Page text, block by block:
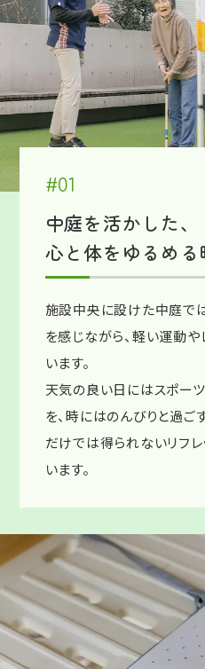
#01
中庭を活かした、
心と体をゆるめる
施設中央に設けた中庭で
を感じながら、軽い運動や
います。
天気の良い日にはスポー
を、時にはのんびりと過ご
だけでは得られないリフ
います。